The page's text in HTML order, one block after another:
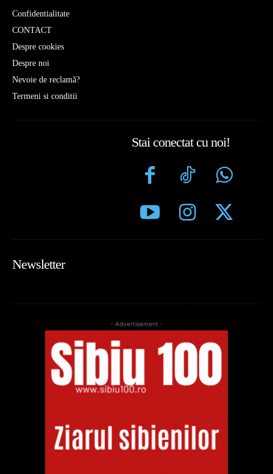
Confidentialitate
CONTACT
Despre cookies
Despre noi
Nevoie de reclamă?
Termeni si conditii
Stai conectat cu noi!
Newsletter
- Advertisement -